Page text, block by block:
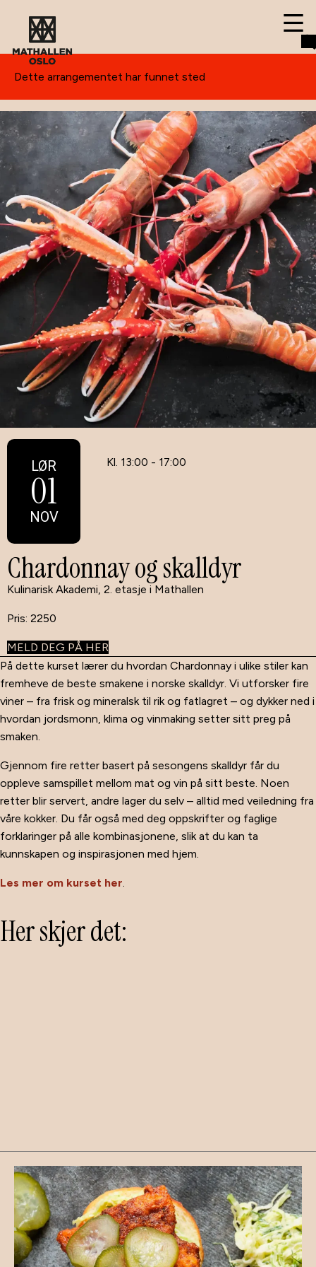
Dette arrangementet har funnet sted
LØR
01
NOV
Kl. 13:00 - 17:00
Chardonnay og skalldyr
Kulinarisk Akademi, 2. etasje i Mathallen
2250
MELD DEG PÅ HER
På dette kurset lærer du hvordan Chardonnay i ulike stiler kan
fremheve de beste smakene i norske skalldyr. Vi utforsker fire
viner – fra frisk og mineralsk til rik og fatlagret – og dykker ned i
hvordan jordsmonn, klima og vinmaking setter sitt preg på
smaken.
Gjennom fire retter basert på sesongens skalldyr får du
oppleve samspillet mellom mat og vin på sitt beste. Noen
retter blir servert, andre lager du selv – alltid med veiledning fra
våre kokker. Du får også med deg oppskrifter og faglige
forklaringer på alle kombinasjonene, slik at du kan ta
kunnskapen og inspirasjonen med hjem.
Les mer om kurset her.
Her skjer det: